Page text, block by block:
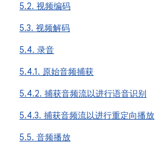
5.2. 视频编码
5.3. 视频解码
5.4. 录音
5.4.1. 原始音频捕获
5.4.2. 捕获音频流以进行语音识别
5.4.3. 捕获音频流以进行重定向播放
5.5. 音频播放